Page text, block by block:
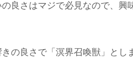
良さはマジで必見なので、興
の良さで「溟界召喚獣」とし